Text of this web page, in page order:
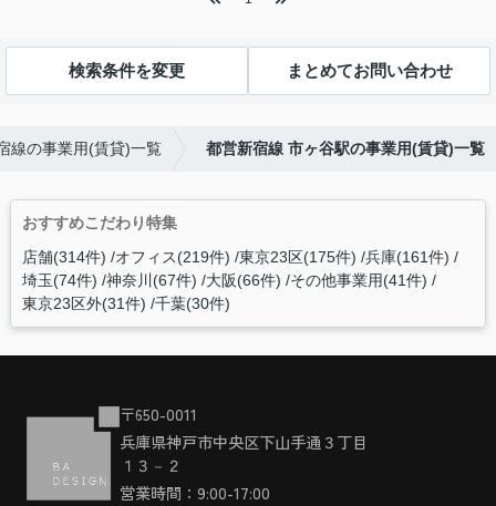
検索条件を変更 まとめてお問い合わせ
線の事業用(賃貸)一覧 都営新宿線 市ヶ谷駅の事業用(賃貸)一覧
おすすめこだわり特集
店舗(314件) オフィス(219件) 東京23区(175件) 兵庫(161件)
埼玉(74件) 神奈川(67件) 大阪(66件) その他事業用(41件)
東京23区外(31件) 千葉(30件)
〒650-0011
兵庫県神戸市中央区下山手通３丁目
１３－２
営業時間：9:00-17:00